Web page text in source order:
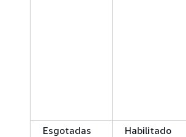
Esgotadas
Habilitado